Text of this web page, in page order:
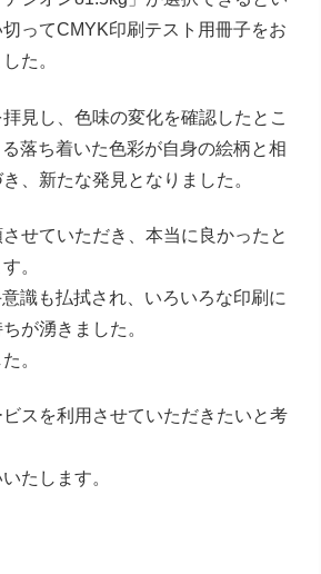
ってCMYK印刷テスト用冊子をお
た。
見し、色味の変化を確認したとこ
落ち着いた色彩が自身の絵柄と相
、新たな発見となりました。
せていただき、本当に良かったと
。
識も払拭され、いろいろな印刷に
が湧きました。
。
スを利用させていただきたいと考
たします。